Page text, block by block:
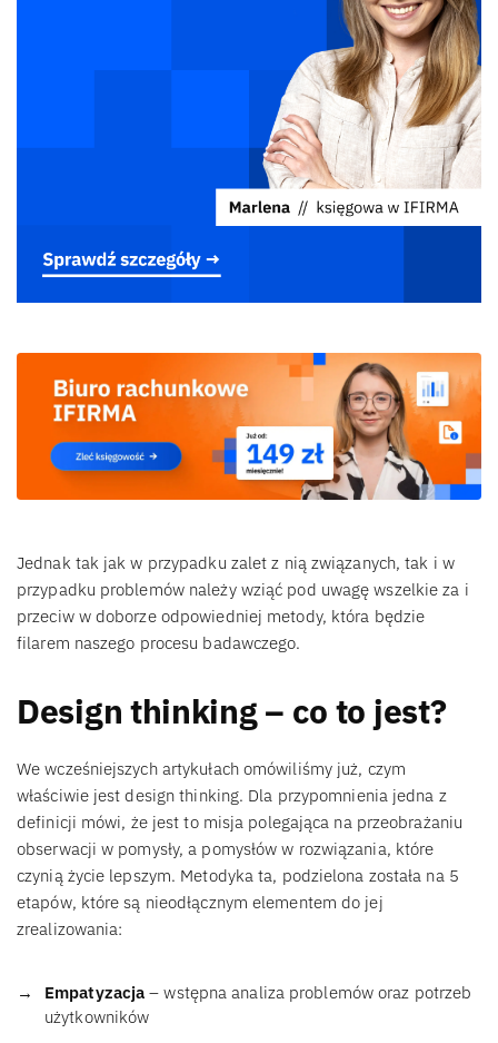
Jednak tak jak w przypadku zalet z nią związanych, tak i w
przypadku problemów należy wziąć pod uwagę wszelkie za i
przeciw w doborze odpowiedniej metody, która będzie
filarem naszego procesu badawczego.
Design thinking – co to jest?
We wcześniejszych artykułach omówiliśmy już, czym
właściwie jest design thinking. Dla przypomnienia jedna z
definicji mówi, że jest to misja polegająca na przeobrażaniu
obserwacji w pomysły, a pomysłów w rozwiązania, które
czynią życie lepszym. Metodyka ta, podzielona została na 5
etapów, które są nieodłącznym elementem do jej
zrealizowania:
Empatyzacja – wstępna analiza problemów oraz potrzeb
użytkowników